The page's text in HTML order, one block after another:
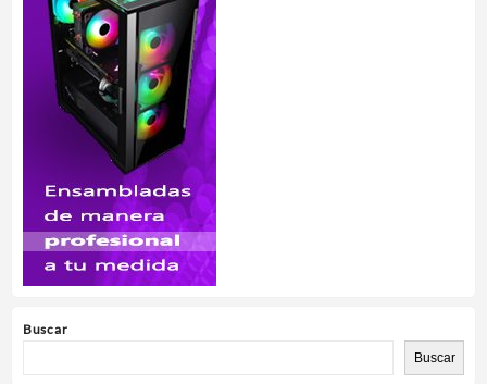
Buscar
Buscar